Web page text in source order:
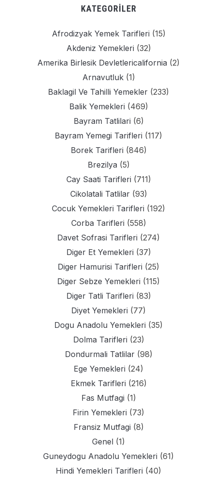
KATEGORILER
Afrodizyak Yemek Tarifleri (15)
Akdeniz Yemekleri (32)
Amerika Birlesik Devletlericalifornia (2)
Arnavutluk(1)
Baklagil Ve Tahilli Yemekler (233)
Balik Yemekleri (469)
Bayram Tatlilari (6)
Bayram Yemegi Tarifleri (117)
Borek Tarifleri (846)
Brezilya (5)
Cay Saati Tarifleri (711)
Cikolatali Tatlilar(93)
Cocuk Yemekleri Tarifleri (192)
Corba Tarifleri (558)
Davet Sofrasi Tarifleri (274)
Diger Et Yemekleri (37)
Diger Hamurisi Tarifleri (25)
Diger Sebze Yemekleri (115)
Diger Tatli Tarifleri (83)
Diyet Yemekleri (77)
Dogu Anadolu Yemekleri (35)
Dolma Tarifleri (23)
Dondurmali Tatlilar(98)
Ege Yemekleri (24)
Ekmek Tarifleri (216)
Fas Mutfagi (1)
Firin Yemekleri (73)
Fransiz Mutfagi (8)
Genel (1)
Guneydogu Anadolu Yemekleri (61)
Hindi Yemekleri Tarifleri (40)